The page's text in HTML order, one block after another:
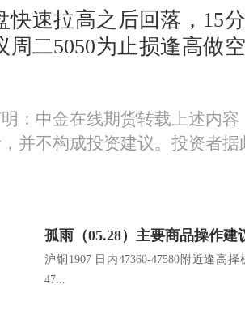
速拉高之后回落，15分
周二5050为止损逢高做
：中金在线期货转载上述内
并不构成投资建议。投资者
孤雨（05.28）主要商品操作建
沪铜1907 日内47360-47580附近逢高
47...